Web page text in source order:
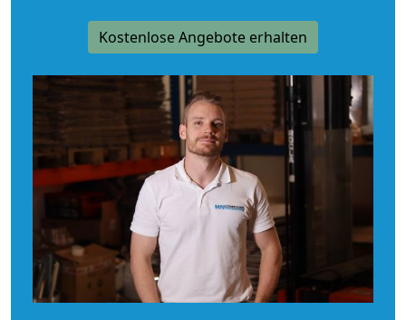
Kostenlose Angebote erhalten